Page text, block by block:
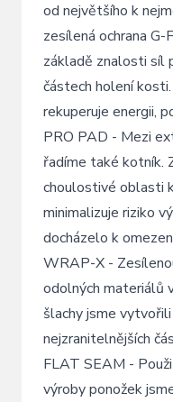
od největšího k
zesílená ochrana G-
základě znalosti síl
částech holení
rekuperuje energii,
PRO PAD - Mezi
řadíme také kotník.
choulostivé oblasti
minimalizuje riziko
docházelo k
WRAP-X -
odolných materiálů
šlachy jsme
nejzranitelnějších
FLAT SEAM -
výroby ponožek